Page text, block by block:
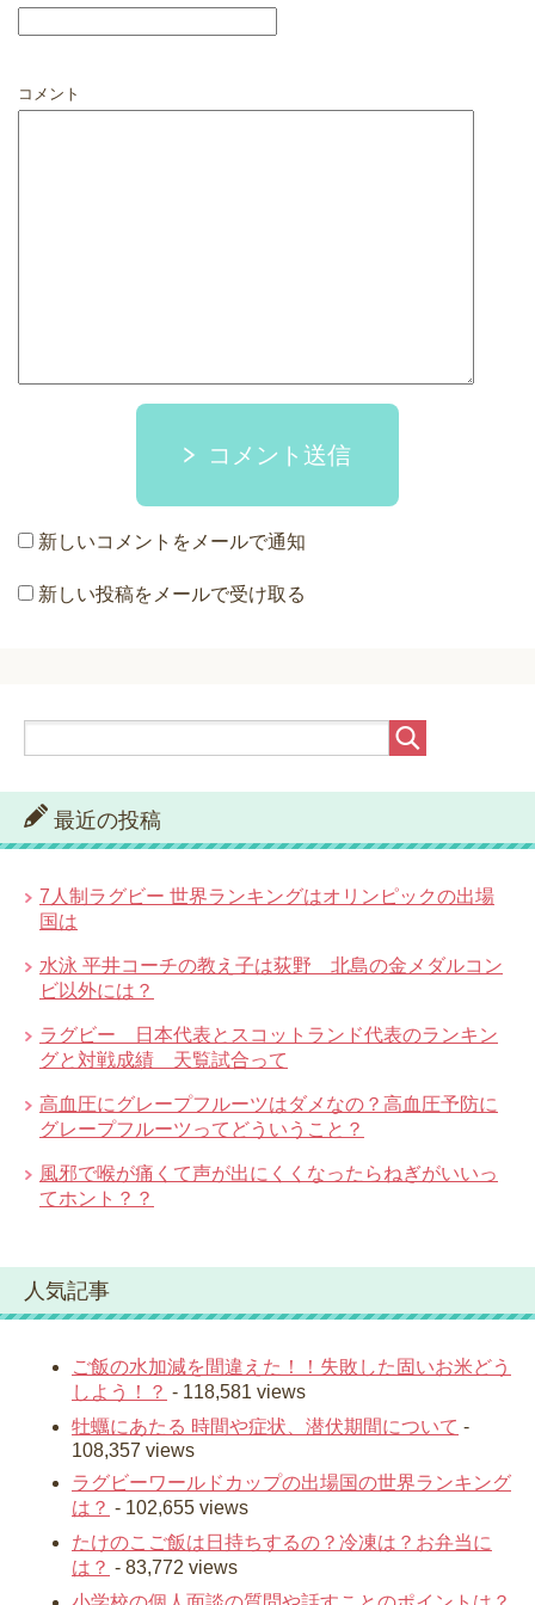
コメント
コメント送信
新しいコメントをメールで通知
新しい投稿をメールで受け取る
最近の投稿
7人制ラグビー 世界ランキングはオリンピックの出場
国は
水泳 平井コーチの教え子は荻野 北島の金メダルコン
ビ以外には？
ラグビー 日本代表とスコットランド代表のランキン
グと対戦成績 天覧試合って
高血圧にグレープフルーツはダメなの？高血圧予防に
グレープフルーツってどういうこと？
風邪で喉が痛くて声が出にくくなったらねぎがいいっ
てホント？？
人気記事
ご飯の水加減を間違えた！！失敗した固いお米どう
しよう！？ - 118,581 views
牡蠣にあたる 時間や症状、潜伏期間について -
108,357 views
ラグビーワールドカップの出場国の世界ランキング
は？ - 102,655 views
たけのこご飯は日持ちするの？冷凍は？お弁当に
は？ - 83,772 views